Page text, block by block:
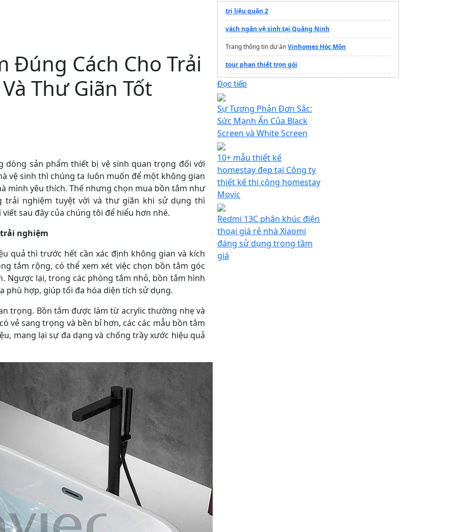
Đúng Cách Cho Trải
Thư Giãn Tốt
sản phẩm thiết bị vệ sinh quan trọng đối với
vệ sinh thì chúng ta luôn muốn để một không gian
mình yêu thích. Thế nhưng chọn mua bồn tắm như
trải nghiệm tuyệt vời và thư giãn khi sử dụng thì
sau đây của chúng tôi để hiểu hơn nhé.
nghiệm
quả thì trước hết cần xác định không gian và kích
tắm rộng, có thể xem xét việc chọn bồn tắm góc
Ngược lại, trong các phòng tắm nhỏ, bồn tắm hình
phù hợp, giúp tối đa hóa diện tích sử dụng.
trọng. Bồn tắm được làm từ acrylic thường nhẹ và
vẻ sang trọng và bền bỉ hơn, các các mẫu bồn tắm
mang lại sự đa dạng và chống trầy xước hiệu quả
trị liệu quận 2
vách ngăn vệ sinh tại Quảng Ninh
Trang thông tin dự ánVinhomes Hóc Môn
tour phan thiết trọn gói
giá vé máy bay sài gòn quảng ngãi
bồn rửa chén
Đọc tiếp
Sự Tương Phản Đơn Sắc:
Sức Mạnh Ẩn Của Black
Screen và White Screen
10+ mẫu thiết kế
homestay đẹp tại Công ty
thiết kế thi công homestay
Movic
Redmi 13C phân khúc điện
thoại giá rẻ nhà Xiaomi
đáng sử dụng trong tầm
giá